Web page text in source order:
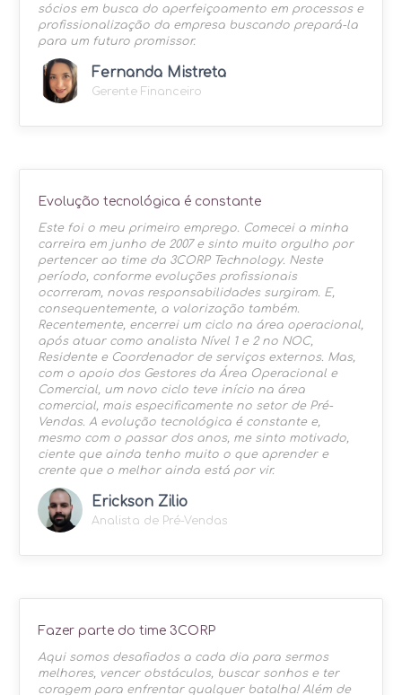
sócios em busca do aperfeiçoamento em processos e
profissionalização da empresa buscando prepará-la
para um futuro promissor.
Fernanda Mistreta
Gerente Financeiro
Evolução tecnológica é constante
Este foi o meu primeiro emprego. Comecei a minha
carreira em junho de 2007 e sinto muito orgulho por
pertencer ao time da 3CORP Technology. Neste
período, conforme evoluções profissionais
ocorreram, novas responsabilidades surgiram. E,
consequentemente, a valorização também.
Recentemente, encerrei um ciclo na área operacional,
após atuar como analista Nível 1 e 2 no NOC,
Residente e Coordenador de serviços externos. Mas,
com o apoio dos Gestores da Área Operacional e
Comercial, um novo ciclo teve início na área
comercial, mais especificamente no setor de Pré-
Vendas. A evolução tecnológica é constante e,
mesmo com o passar dos anos, me sinto motivado,
ciente que ainda tenho muito o que aprender e
crente que o melhor ainda está por vir.
Erickson Zilio
Analista de Pré-Vendas
Fazer parte do time 3CORP
Aqui somos desafiados a cada dia para sermos
melhores, vencer obstáculos, buscar sonhos e ter
coragem para enfrentar qualquer batalha! Além de